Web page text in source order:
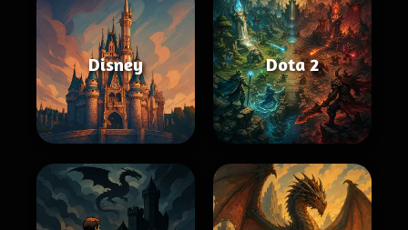
Disney Dota 2